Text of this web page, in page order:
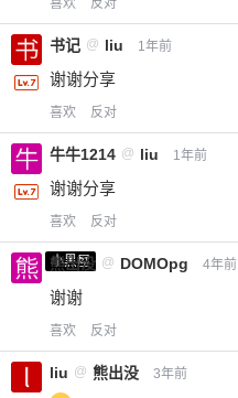
喜欢 反对
书记 @ liu 1年前
谢谢分享
喜欢 反对
牛牛1214 @ liu 1年前
谢谢分享
喜欢 反对
小黑屋
熊出没 @ DOMOpg 4年前
谢谢
喜欢 反对
liu @ 熊出没 3年前